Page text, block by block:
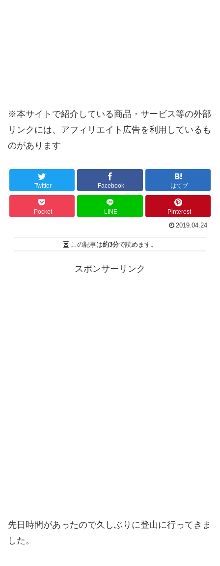
※本サイトで紹介している商品・サービス等の外部
リンクには、アフィリエイト広告を利用しているも
のがあります
Twitter Facebook はてブ
Pocket LINE Pinterest
2019.04.24
この記事は約3分で読めます。
スポンサーリンク
先日時間があったので久しぶりに登山に行ってきま
した。